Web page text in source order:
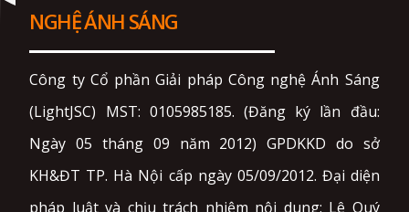
NGHỆ ÁNH SÁNG
Công ty Cổ phần Giải pháp Công nghệ Ánh Sáng
(LightJSC) MST: 0105985185. (Đăng ký lần đầu:
Ngày 05 tháng 09 năm 2012) GPDKKD do sở
KH&ĐT TP. Hà Nội cấp ngày 05/09/2012. Đại diện
pháp luật và chịu trách nhiệm nội dung: Lê Quý